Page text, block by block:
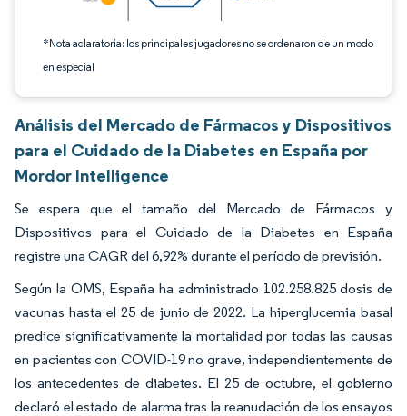
*Nota aclaratoria: los principales jugadores no se ordenaron de un modo
en especial
Análisis del Mercado de Fármacos y Dispositivos
para el Cuidado de la Diabetes en España por
Mordor Intelligence
Se espera que el tamaño del Mercado de Fármacos y
Dispositivos para el Cuidado de la Diabetes en España
registre una CAGR del 6,92% durante el período de previsión.
Según la OMS, España ha administrado 102.258.825 dosis de
vacunas hasta el 25 de junio de 2022. La hiperglucemia basal
predice significativamente la mortalidad por todas las causas
en pacientes con COVID-19 no grave, independientemente de
los antecedentes de diabetes. El 25 de octubre, el gobierno
declaró el estado de alarma tras la reanudación de los ensayos